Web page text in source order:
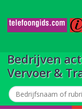
Bedrijven
Vervoer &